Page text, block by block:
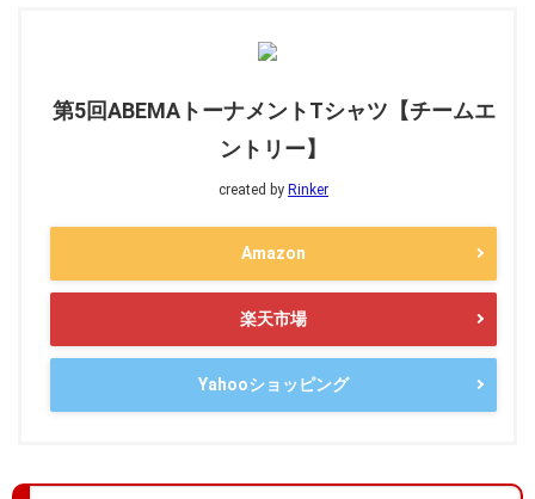
第5回ABEMAトーナメントTシャツ【チームエ
ントリー】
created by Rinker
Amazon
楽天市場
Yahooショッピング